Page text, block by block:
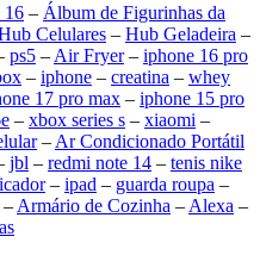
16 – Álbum de Figurinhas da
Celulares – Hub Geladeira –
ps5 – Air Fryer– iphone 16 pro
– iphone – creatina – whey
17 pro max – iphone 15 pro
– xbox series s – xiaomi –
– Ar Condicionado Portátil
jbl – redmi note 14 – tenis nike
– ipad – guarda roupa –
– Armário de Cozinha – Alexa –